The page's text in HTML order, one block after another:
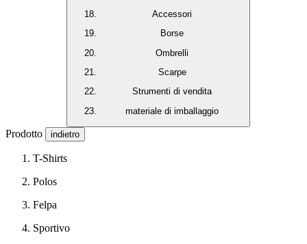
Accessori
Borse
Ombrelli
Scarpe
Strumenti di vendita
materiale di imballaggio
Prodotto indietro
T-Shirts
Polos
Felpa
Sportivo